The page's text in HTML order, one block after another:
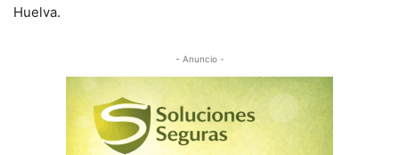
Huelva.
- Anuncio -